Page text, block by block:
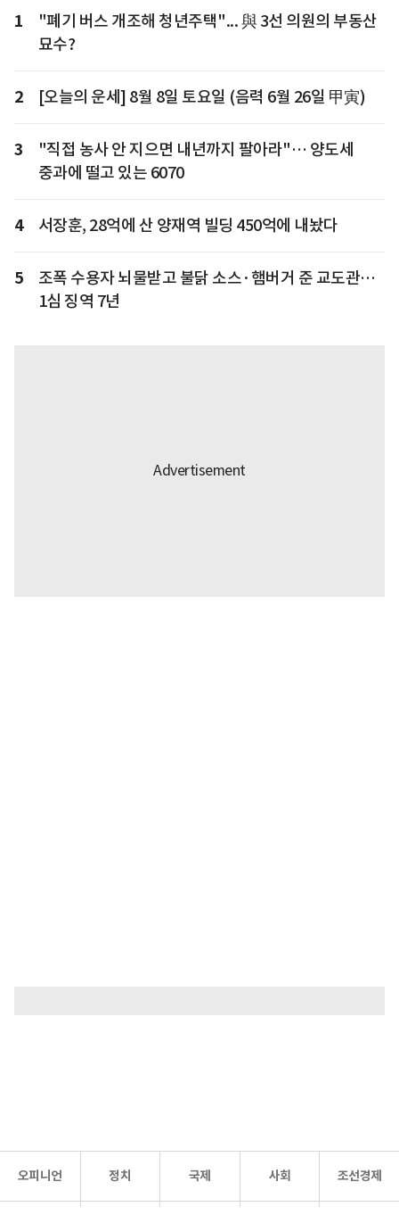
1
"폐기 버스 개조해 청년주택"... 與 3선 의원의 부동산
묘수?
2 [오늘의 운세] 8월 8일 토요일 (음력 6월 26일 甲寅)
3
"직접 농사 안 지으면 내년까지 팔아라"… 양도세
중과에 떨고 있는 6070
4 서장훈, 28억에 산 양재역 빌딩 450억에 내놨다
5
조폭 수용자 뇌물받고 불닭 소스·햄버거 준 교도관…
1심 징역 7년
오피니언 정치 국제 사회 조선경제